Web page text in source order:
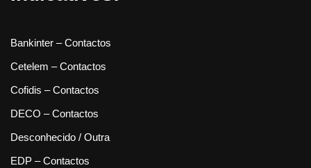
Bankinter – Contactos
Cetelem – Contactos
Cofidis – Contactos
DECO – Contactos
Desconhecido / Outra
EDP – Contactos